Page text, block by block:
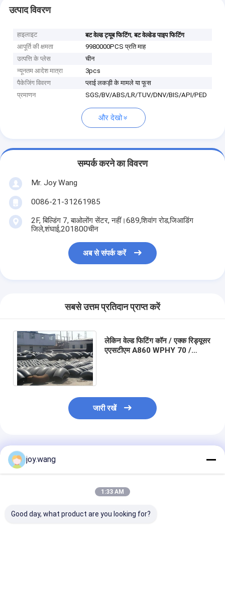
उत्पाद विवरण
हाइलाइट बट वेल्ड ट्यूब फिटिंग,बट वेल्डेड पाइप फिटिंग
आपूर्ति की क्षमता
9980000PCS प्रति माह
उत्पत्ति के प्लेस
चीन
न्यूनतम आदेश मात्रा
3pcs
पैकेजिंग विवरण
प्लाई लकड़ी के मामले या फूस
प्रमाणन
SGS/BV/ABS/LR/TUV/DNV/BIS/API/PED
और देखो
सम्पर्क करने का विवरण
Mr. Joy Wang
0086-21-31261985
2F, बिल्डिंग 7, बाओलोंग सेंटर, नहीं।689,शिवांग रोड,जिआडिंग
जिले,शंघाई,201800चीन
अब से संपर्क करें
सबसे उत्तम प्रतिदान प्राप्त करें
लेकिन वेल्ड फिटिंग कॉन / एक्क रिड्यूसर
एएसटीएम A860 WPHY 70 /
जारी रखें
अनुशंसित उत्पाद
joy.wang
1:33 AM
Good day, what product are you looking for?